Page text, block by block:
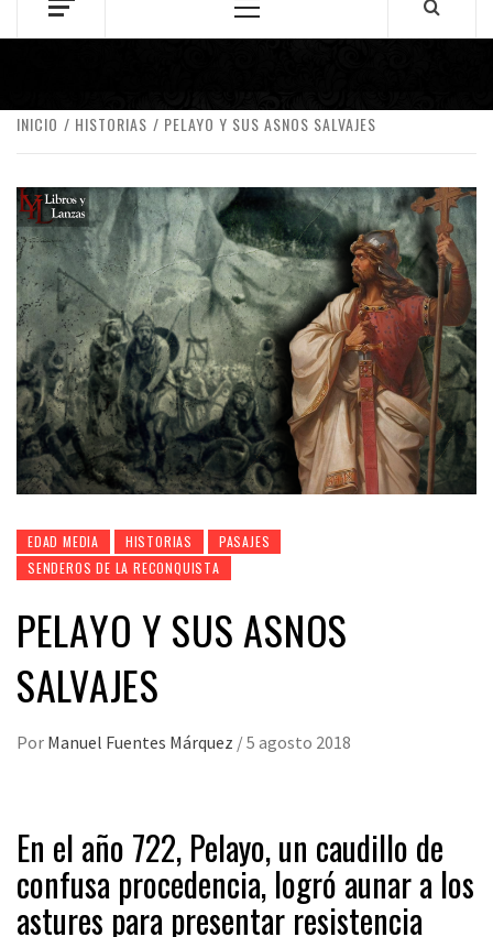
Menú
INICIO HISTORIAS PELAYO Y SUS ASNOS SALVAJES
EDAD MEDIA HISTORIAS
PASAJES
SENDEROS DE LA RECONQUISTA
PELAYO Y SUS ASNOS
SALVAJES
Por Manuel Fuentes Márquez /5 agosto 2018
En el año 722, Pelayo, un caudillo de
confusa procedencia, logró aunar a los
astures para presentar resistencia